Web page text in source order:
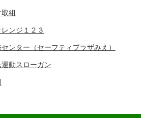
組
ンジ１２３
ンター（セーフティプラザみえ）
動スローガン